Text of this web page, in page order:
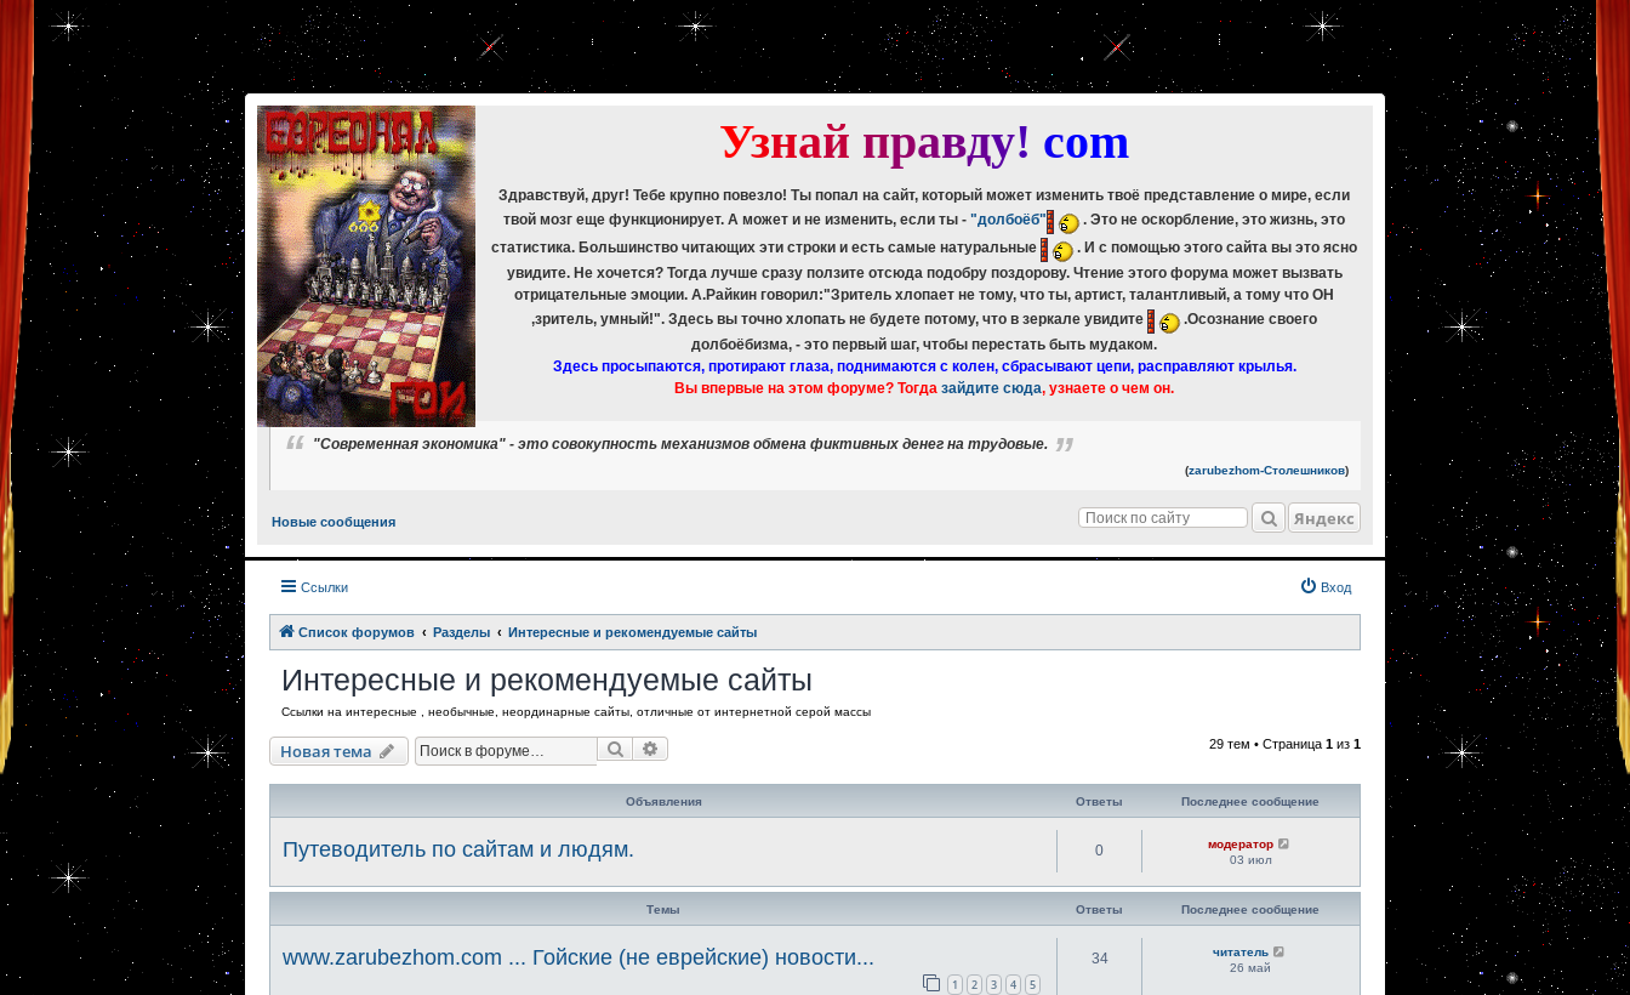
[phpBB Debug] PHP Warning : in file [ROOT]/phpbb/db/driver/mysqli.php
mysqli_fetch_assoc(): Couldn't fetch mysqli_result
[phpBB Debug] PHP Warning
[ROOT]/phpbb/db/driver/mysqli.php
mysqli_free_result(): Couldn't fetch mysqli_result
[phpBB Debug] PHP Warning
: in file [ROOT]/phpbb/db/driver/mysqli.php 265 :mysqli_fetch_assoc(): Couldn't fetch mysqli_result
[phpBB Debug] PHP Warning
: in file [ROOT]/phpbb/db/driver/mysqli.php on line 329 :mysqli_free_result(): Couldn't fetch mysqli_result
[phpBB Debug] PHP Warning
[ROOT]/phpbb/db/driver/mysqli.php on line 265 : mysqli_fetch_assoc(): Couldn't fetch mysqli_result
[phpBB Debug] PHP Warning
[ROOT]/phpbb/db/driver/mysqli.php on line mysqli_free_result(): Couldn't fetch mysqli_result
Узнай правду! com
Здравствуй, друг! Тебе крупно повезло! Ты попал на сайт, который может изменить твоё представление о мире, если
твой мозг еще функционирует. А может и не изменить, если ты - "долбоёб"
. Это не оскорбление, это жизнь, это
статистика. Большинство читающих эти строки и есть самые натуральные
. И с помощью этого сайта вы это ясно
увидите. Не хочется? Тогда лучше сразу ползите отсюда подобру поздорову. Чтение этого форума может вызвать
отрицательные эмоции. А.Райкин говорил:"Зритель хлопает не тому, что ты, артист, талантливый, а тому что ОН
,зритель, умный!". Здесь вы точно хлопать не будете потому, что в зеркале увидите
.Осознание своего
долбоёбизма, - это первый шаг, чтобы перестать быть мудаком.
Здесь просыпаются, протирают глаза, поднимаются с колен, сбрасывают цепи, расправляют крылья.
Вы впервые на этом форуме? Тогда зайдите сюда, узнаете о чем он.
"Современная экономика" - это совокупность механизмов обмена фиктивных денег на трудовые.
(zarubezhom-Столешников)
Новые сообщения Яндекс
Ссылки Вход
Список форумов Разделы Интересные и рекомендуемые сайты
Интересные и рекомендуемые сайты
Ссылки на интересные , необычные, неординарные сайты, отличные от интернетной серой массы
Новая тема Поиск 29 тем • Страница 1 из 1
Объявления Ответы Последнее сообщение
Путеводитель по сайтам и людям. 0
модератор
03 июл
Темы Ответы Последнее сообщение
www.zarubezhom.com ... Гойские (не еврейские) новости...
1 2 3 4 5
34
читатель
26 май